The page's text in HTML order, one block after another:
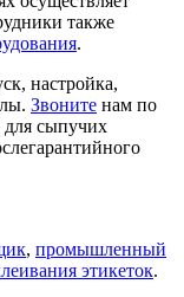
также
.
настройка,
Звоните нам по
для сыпучих
, промышленный
этикеток.